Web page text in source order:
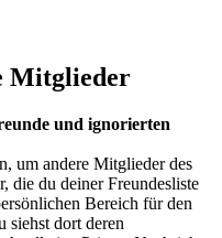
Mitglieder
und ignorierten
um andere Mitglieder des
die du deiner Freundesliste
Bereich für den
siehst dort deren